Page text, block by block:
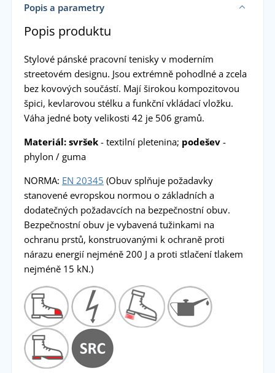
Popis a parametry
Popis produktu
Stylové pánské pracovní tenisky v moderním
streetovém designu. Jsou extrémně pohodlné a zcela
bez kovových součástí. Mají širokou kompozitovou
špici, kevlarovou stélku a funkční vkládací vložku.
Váha jedné boty velikosti 42 je 506 gramů.
Materiál: svršek- textilní pletenina; podešev-
phylon / guma
NORMA: EN 20345 (Obuv splňuje požadavky
stanovené evropskou normou o základních a
dodatečných požadavcích na bezpečnostní obuv.
Bezpečnostní obuv je vybavená tužinkami na
ochranu prstů, konstruovanými k ochraně proti
nárazu energií nejméně 200 J a proti stlačení tlakem
nejméně 15 kN.)